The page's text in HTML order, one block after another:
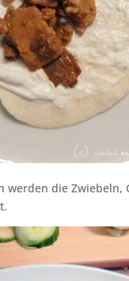
werden die Zwiebeln,